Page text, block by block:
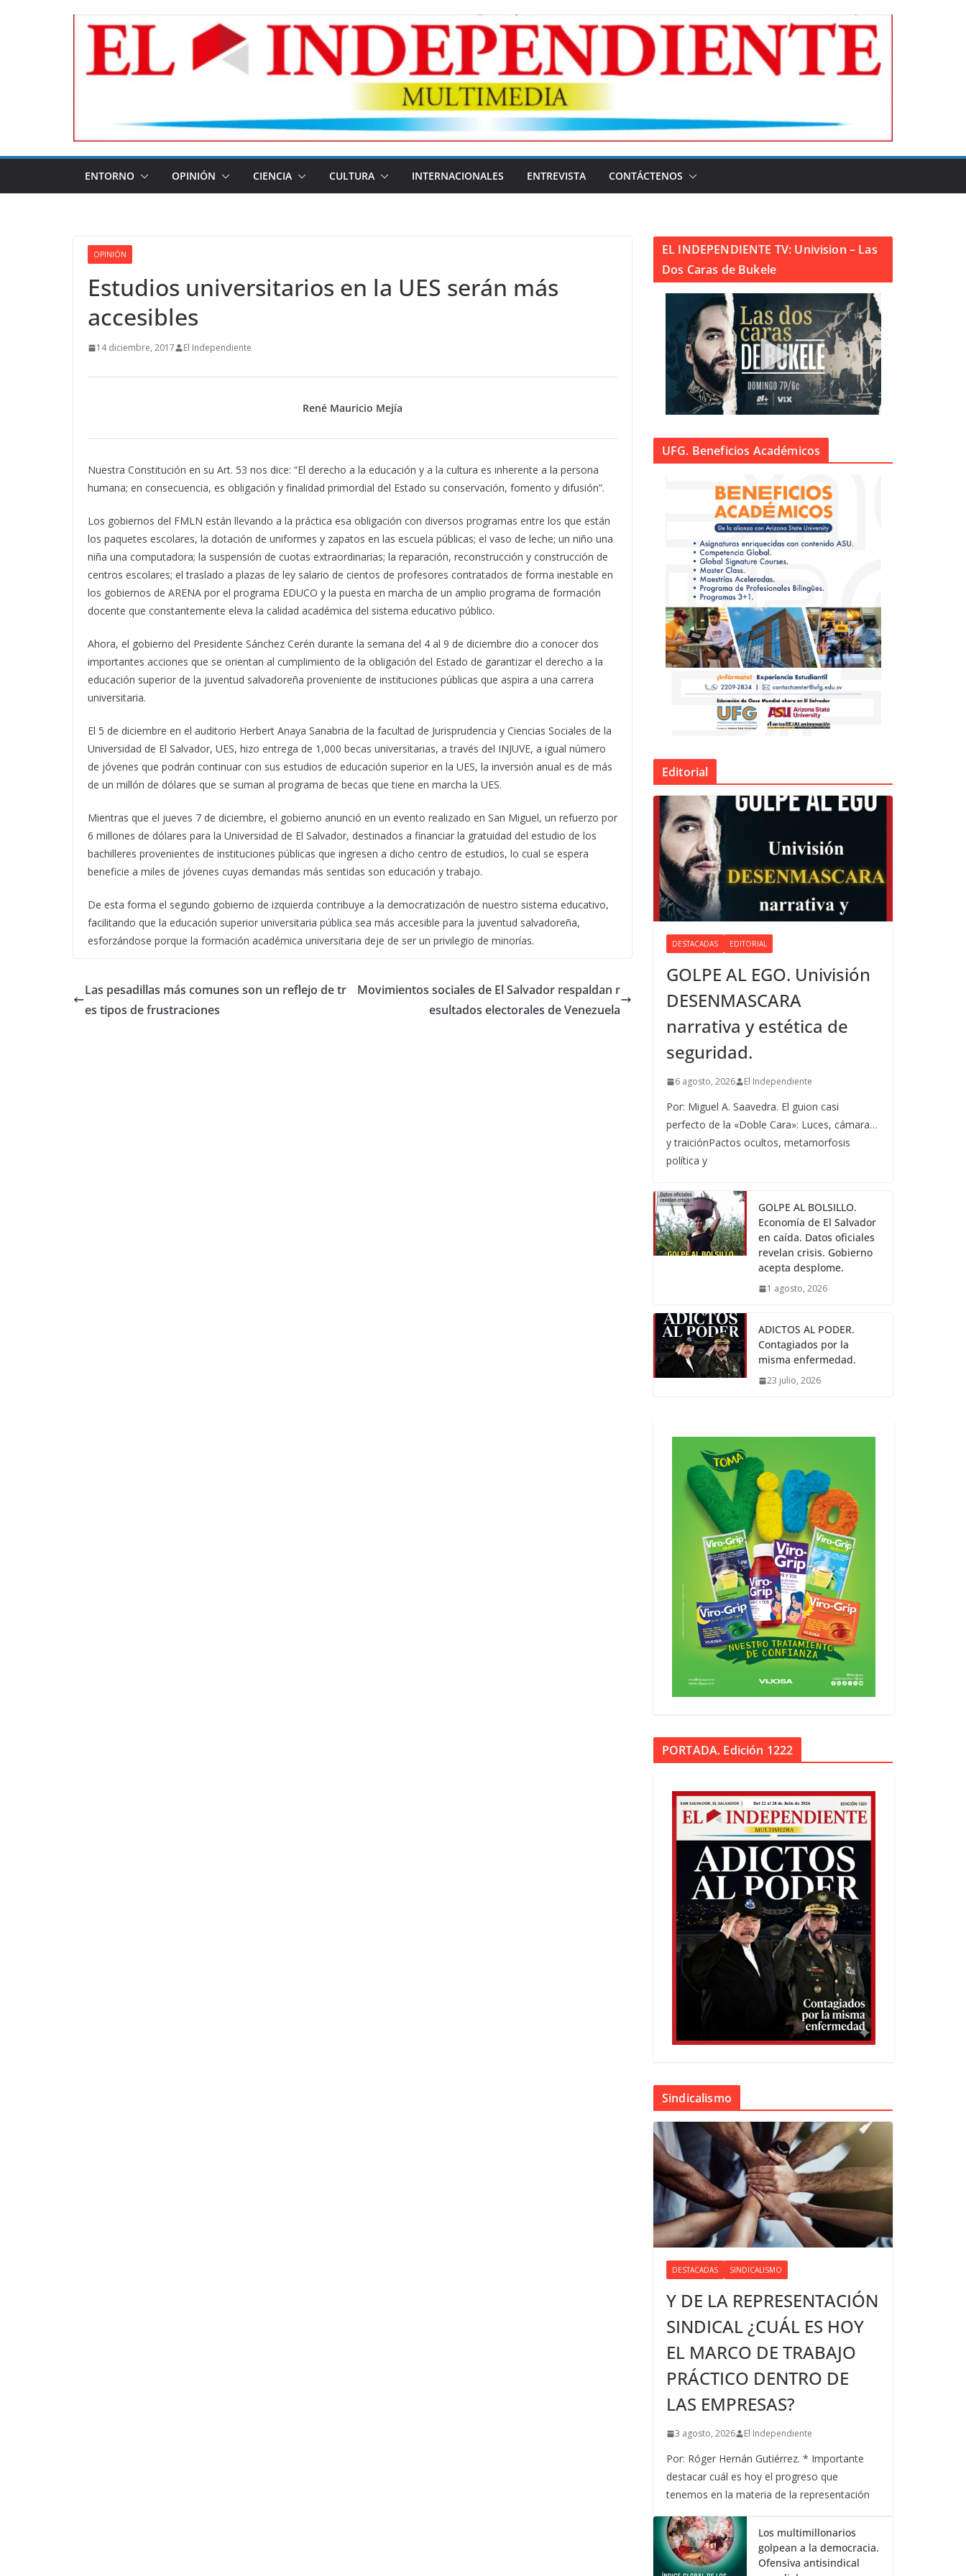
ENTORNO OPINIÓN CIENCIA CULTURA INTERNACIONALES ENTREVISTA CONTÁCTENOS
OPINIÓN
Estudios universitarios en la UES serán más
accesibles
14 diciembre, 2017 El Independiente
René Mauricio Mejía
Nuestra Constitución en su Art. 53 nos dice: “El derecho a la educación y a la cultura es inherente a la persona
humana; en consecuencia, es obligación y finalidad primordial del Estado su conservación, fomento y difusión”.
Los gobiernos del FMLN están llevando a la práctica esa obligación con diversos programas entre los que están
los paquetes escolares, la dotación de uniformes y zapatos en las escuela públicas; el vaso de leche; un niño una
niña una computadora; la suspensión de cuotas extraordinarias; la reparación, reconstrucción y construcción de
centros escolares; el traslado a plazas de ley salario de cientos de profesores contratados de forma inestable en
los gobiernos de ARENA por el programa EDUCO y la puesta en marcha de un amplio programa de formación
docente que constantemente eleva la calidad académica del sistema educativo público.
Ahora, el gobierno del Presidente Sánchez Cerén durante la semana del 4 al 9 de diciembre dio a conocer dos
importantes acciones que se orientan al cumplimiento de la obligación del Estado de garantizar el derecho a la
educación superior de la juventud salvadoreña proveniente de instituciones públicas que aspira a una carrera
universitaria.
El 5 de diciembre en el auditorio Herbert Anaya Sanabria de la facultad de Jurisprudencia y Ciencias Sociales de la
Universidad de El Salvador, UES, hizo entrega de 1,000 becas universitarias, a través del INJUVE, a igual número
de jóvenes que podrán continuar con sus estudios de educación superior en la UES, la inversión anual es de más
de un millón de dólares que se suman al programa de becas que tiene en marcha la UES.
Mientras que el jueves 7 de diciembre, el gobierno anunció en un evento realizado en San Miguel, un refuerzo por
6 millones de dólares para la Universidad de El Salvador, destinados a financiar la gratuidad del estudio de los
bachilleres provenientes de instituciones públicas que ingresen a dicho centro de estudios, lo cual se espera
beneficie a miles de jóvenes cuyas demandas más sentidas son educación y trabajo.
De esta forma el segundo gobierno de izquierda contribuye a la democratización de nuestro sistema educativo,
facilitando que la educación superior universitaria pública sea más accesible para la juventud salvadoreña,
esforzándose porque la formación académica universitaria deje de ser un privilegio de minorías.
Las pesadillas más comunes son un reflejo de tr
es tipos de frustraciones
Movimientos sociales de El Salvador respaldan r
esultados electorales de Venezuela
EL INDEPENDIENTE TV: Univision – Las
Dos Caras de Bukele
UFG. Beneficios Académicos
Editorial
DESTACADAS EDITORIAL
GOLPE AL EGO. Univisión
DESENMASCARA
narrativa y estética de
seguridad.
6 agosto, 2026 El Independiente
Por: Miguel A. Saavedra. El guion casi
perfecto de la «Doble Cara»: Luces, cámara…
y traiciónPactos ocultos, metamorfosis
política y
GOLPE AL BOLSILLO.
Economía de El Salvador
en caída. Datos oficiales
revelan crisis. Gobierno
acepta desplome.
1 agosto, 2026
ADICTOS AL PODER.
Contagiados por la
misma enfermedad.
23 julio, 2026
PORTADA. Edición 1222
Sindicalismo
DESTACADAS SINDICALISMO
Y DE LA REPRESENTACIÓN
SINDICAL ¿CUÁL ES HOY
EL MARCO DE TRABAJO
PRÁCTICO DENTRO DE
LAS EMPRESAS?
3 agosto, 2026 El Independiente
Por: Róger Hernán Gutiérrez. * Importante
destacar cuál es hoy el progreso que
tenemos en la materia de la representación
Los multimillonarios
golpean a la democracia.
Ofensiva antisindical